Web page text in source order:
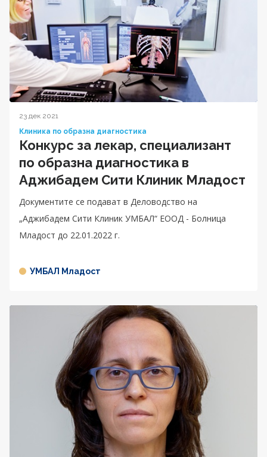
23 дек 2021
Клиника по образна диагностика
Конкурс за лекар, специализант
по образна диагностика в
Аджибадем Сити Клиник Младост
Документите се подават в Деловодство на
„Аджибадем Сити Клиник УМБАЛ“ ЕООД - Болница
Младост до 22.01.2022 г.
УМБАЛ Младост